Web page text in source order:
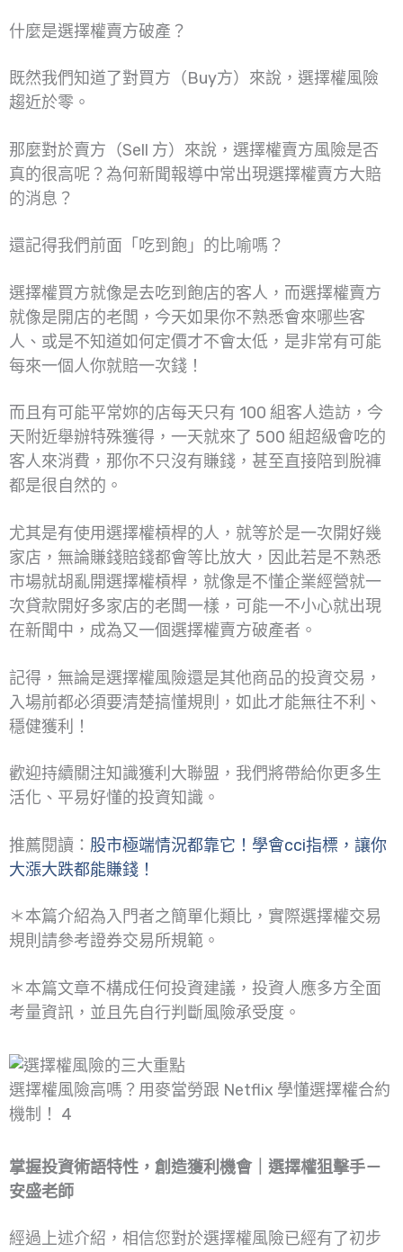
什麼是選擇權賣方破產？
既然我們知道了對買方（Buy方）來說，選擇權風險
趨近於零。
那麼對於賣方（Sell 方）來說，選擇權賣方風險是否
真的很高呢？為何新聞報導中常出現選擇權賣方大賠
的消息？
還記得我們前面「吃到飽」的比喻嗎？
選擇權買方就像是去吃到飽店的客人，而選擇權賣方
就像是開店的老闆，今天如果你不熟悉會來哪些客
人、或是不知道如何定價才不會太低，是非常有可能
每來一個人你就賠一次錢！
而且有可能平常妳的店每天只有 100 組客人造訪，今
天附近舉辦特殊獲得，一天就來了 500 組超級會吃的
客人來消費，那你不只沒有賺錢，甚至直接陪到脫褲
都是很自然的。
尤其是有使用選擇權槓桿的人，就等於是一次開好幾
家店，無論賺錢賠錢都會等比放大，因此若是不熟悉
市場就胡亂開選擇權槓桿，就像是不懂企業經營就一
次貸款開好多家店的老闆一樣，可能一不小心就出現
在新聞中，成為又一個選擇權賣方破產者。
記得，無論是選擇權風險還是其他商品的投資交易，
入場前都必須要清楚搞懂規則，如此才能無往不利、
穩健獲利！
歡迎持續關注知識獲利大聯盟，我們將帶給你更多生
活化、平易好懂的投資知識。
推薦閱讀： 股市極端情況都靠它！學會cci指標，讓你
大漲大跌都能賺錢！
＊本篇介紹為入門者之簡單化類比，實際選擇權交易
規則請參考證券交易所規範。
＊本篇文章不構成任何投資建議，投資人應多方全面
考量資訊，並且先自行判斷風險承受度。
選擇權風險高嗎？用麥當勞跟 Netflix 學懂選擇權合約
機制！ 4
掌握投資術語特性，創造獲利機會｜選擇權狙擊手－
安盛老師
經過上述介紹，相信您對於選擇權風險已經有了初步